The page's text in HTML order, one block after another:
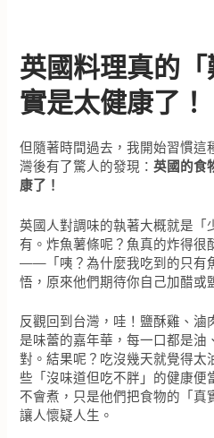
英國料理真的
實是太健康了！
但隨著時間過去，我開始習慣這
灣後有了驚人的發現：英國的食
康了！
英國人對調味的執著大概就是「
有。炸魚薯條呢？魚真的炸得很
——「咦？為什麼我吃到的只有
悟，原來他們期待你自己加醋或
反觀回到台灣，哇！鹽酥雞、滷
是味蕾的嘉年華，每一口都是油
對。結果呢？吃沒幾天就覺得太
些「沒味道但吃不胖」的健康便
不會煮，只是他們把食物的「真
讓人懷疑人生。